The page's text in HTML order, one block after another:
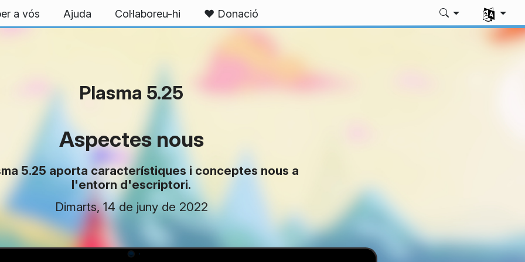
a vós Ajuda Col·laboreu-hi ❤️ Donació
Plasma 5.25
Aspectes nous
5.25 aporta característiques i conceptes nous a
l'entorn d'escriptori.
Dimarts, 14 de juny de 2022